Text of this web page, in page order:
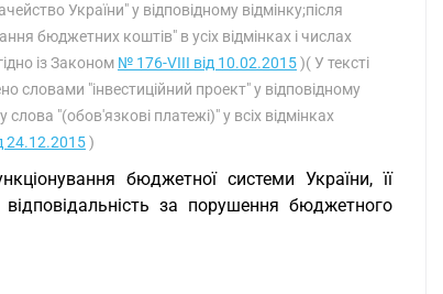
України" у відповідному відмінку;після
бюджетних коштів" в усіх відмінках і числах
із Законом № 176-VIII від 10.02.2015)( У тексті
словами "інвестиційний проект" у відповідному
слова "(обов'язкові платежі)" у всіх відмінках
24.12.2015)
бюджетної системи України, її
за порушення бюджетного